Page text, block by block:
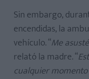
Sin embargo,
encendidas, la
vehículo. “Me
relató la madre. “
cualquier